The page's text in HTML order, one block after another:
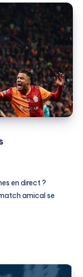
en direct ?
amical se